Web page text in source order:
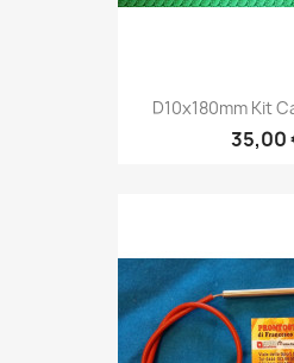
D10x180mm Kit
35,00